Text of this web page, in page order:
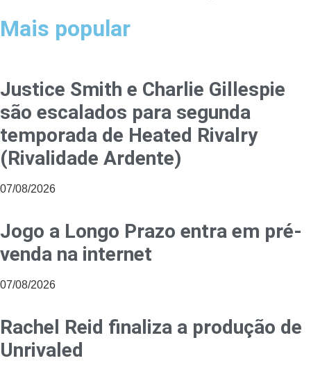
Mais popular
Justice Smith e Charlie Gillespie
são escalados para segunda
temporada de Heated Rivalry
(Rivalidade Ardente)
07/08/2026
Jogo a Longo Prazo entra em pré-
venda na internet
07/08/2026
Rachel Reid finaliza a produção de
Unrivaled